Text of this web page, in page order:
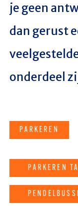
je geen
dan gerust
onderdeel
PARKEREN
PARKEREN